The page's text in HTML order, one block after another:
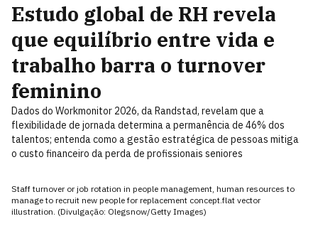
Estudo global de RH revela
que equilíbrio entre vida e
trabalho barra o turnover
feminino
Dados do Workmonitor 2026, da Randstad, revelam que a
flexibilidade de jornada determina a permanência de 46% dos
talentos; entenda como a gestão estratégica de pessoas mitiga
o custo financeiro da perda de profissionais seniores
Staff turnover or job rotation in people management, human resources to
manage to recruit new people for replacement concept.flat vector
illustration. (Divulgação: Olegsnow/Getty Images)